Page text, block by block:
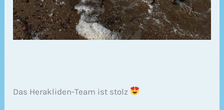
Das Herakliden-Team ist stolz